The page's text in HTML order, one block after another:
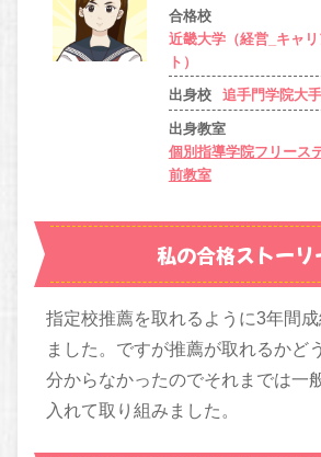
合格校
近畿大学（経営_キャ
ト）
出身校 追手門学院大
出身教室
個別指導学院フリース
前教室
私の合格ストーリ
指定校推薦を取れるように3年間
ました。ですが推薦が取れるかど
分からなかったのでそれまでは一
入れて取り組みました。